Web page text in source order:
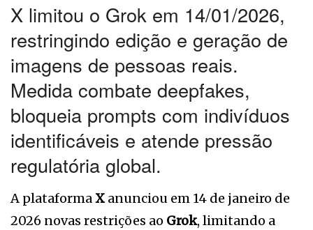
X limitou o Grok em 14/01/2026,
restringindo edição e geração de
imagens de pessoas reais.
Medida combate deepfakes,
bloqueia prompts com indivíduos
identificáveis e atende pressão
regulatória global.
A plataformaX anunciou em 14 de janeiro de
2026 novas restrições ao Grok, limitando a